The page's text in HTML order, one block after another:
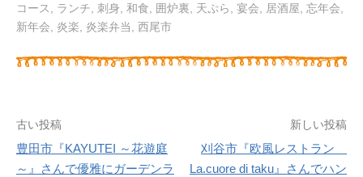
コース
ランチ 刺身 和食 囲炉裏 天ぷら 宴会 居酒屋 忘年会
新年会 炎楽 炎楽弁当 西尾市
投
古い投稿
豊田市『KAYUTEI ～花遊庭
～』さんで優雅にガーデンラ
新しい投稿
刈谷市『欧風レストラン
La.cuore di taku』さんでハン